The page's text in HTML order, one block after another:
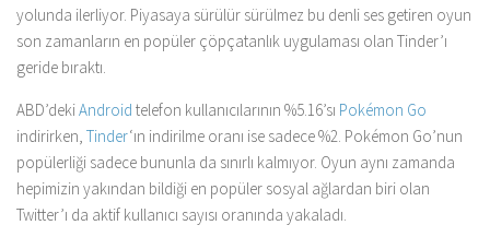
yolunda ilerliyor. Piyasaya sürülür sürülmez bu denli ses getiren oyun
son zamanların en popüler çöpçatanlık uygulaması olan Tinder’ı
geride bıraktı.
ABD’dekiAndroid telefon kullanıcılarının %5.16’sı Pokémon Go
indirirken, Tinder‘ın indirilme oranı ise sadece %2. Pokémon Go’nun
popülerliği sadece bununla da sınırlı kalmıyor. Oyun aynı zamanda
hepimizin yakından bildiği en popüler sosyal ağlardan biri olan
Twitter’ı da aktif kullanıcı sayısı oranında yakaladı.